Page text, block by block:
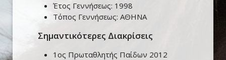
Έτος Γεννήσεως: 1998
Τόπος Γεννήσεως: ΑΘΗΝΑ
Σημαντικότερες Διακρίσεις
1ος Πρωταθλητής Παίδων 2012